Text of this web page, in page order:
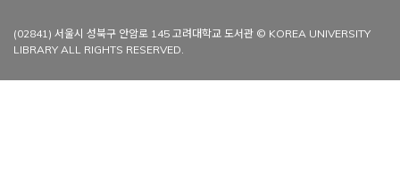
(02841) 서울시 성북구 안암로 145 고려대학교 도서관 © KOREA UNIVERSITY
LIBRARY ALL RIGHTS RESERVED.